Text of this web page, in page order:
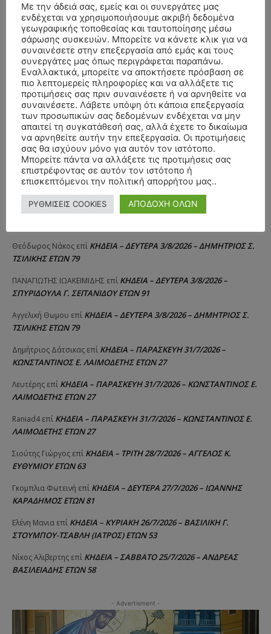
ΣΥΛΛΥΠΗΤΗΡΙΑ ΜΗΝΥΜΑΤΑ
Αλέξανδρος ΣέρβοςεπίΚΗΔΕΙΑ – ΣΑΒΒΑΤΟ 25/7/2026 –
ΧΑΡΑΛΑΜΠΟΣ ΚΑΥΚΙΑΣ ΕΤΩΝ 57
ΧΡΙΣΤΙΝΑεπίΚΗΔΕΙΑ – ΤΡΙΤΗ 4/8/2026 – ΧΡΗΣΤΟΣ Α. ΠΑΛΙΟΥΡΑΣ
Θεόδωρος Νάκος επί ΚΗΔΕΙΑ – ΔΕΥΤΕΡΑ 3/8/2026 – ΔΗΜΗΤΡΙΟΣ Σ.
ΤΣΙΛΙΚΗΣ ΕΤΩΝ 79
ΠΑΝΑΓΙΩΤΗΣ IΩΑΚΕΙΜΙΔΗΣ επί ΚΗΔΕΙΑ – ΔΕΥΤΕΡΑ 3/8/2026 –
ΣΠΥΡΙΔΟΥΛΑ Γ. ΣΕΪΤΑΝΙΔΟΥ ΕΤΩΝ 91
Αγγελική Θωμου επί ΚΗΔΕΙΑ – ΔΕΥΤΕΡΑ 3/8/2026 – ΔΗΜΗΤΡΙΟΣ Σ.
ΤΣΙΛΙΚΗΣ ΕΤΩΝ 79
Δημήτριος Δάτσικας επί ΚΗΔΕΙΑ – ΠΑΡΑΣΚΕΥΗ 31/7/2026 –
ΚΩΝΣΤΑΝΤΙΝΟΣ Ε. ΛΑΙΜΟΔΕΤΗΣ ΕΤΩΝ 27
Λευτέρης επί ΚΗΔΕΙΑ – ΠΑΡΑΣΚΕΥΗ 31/7/2026 – ΚΩΝΣΤΑΝΤΙΝΟΣ Ε.
ΛΑΙΜΟΔΕΤΗΣ ΕΤΩΝ 27
Raniad4 επί ΚΗΔΕΙΑ – ΠΑΡΑΣΚΕΥΗ 31/7/2026 – ΚΩΝΣΤΑΝΤΙΝΟΣ Ε.
ΛΑΙΜΟΔΕΤΗΣ ΕΤΩΝ 27
Σιούτης Γιώργος επί ΚΗΔΕΙΑ – ΤΡΙΤΗ 28/7/2026 – ΑΓΓΕΛΟΣ Κ.
ΕΥΘΥΜΙΟΥ ΕΤΩΝ 63
Γκομπλια Φωτεινή επί ΚΗΔΕΙΑ – ΔΕΥΤΕΡΑ 27/7/2026 – ΙΩΑΝΝΗΣ
ΚΑΡΑΔΗΜΟΣ ΕΤΩΝ 81
Ελένη Μανια επί ΚΗΔΕΙΑ – ΚΥΡΙΑΚΗ 26/7/2026 – ΒΑΣΙΛΙΚΗ Γ.
ΣΤΟΥΜΠΟΥ-ΤΣΑΒΛΗ (ΙΑΤΡΟΣ) ΕΤΩΝ 53
Νίκος Αλιβερτης επί ΚΗΔΕΙΑ – ΣΑΒΒΑΤΟ 25/7/2026 – ΑΝΔΡΕΑΣ
ΒΑΣΙΛΕΙΑΔΗΣ ΕΤΩΝ 58
- Advertisment -
Με την άδειά σας, εμείς και οι συνεργάτες μας
ενδέχεται να χρησιμοποιήσουμε ακριβή δεδομένα
γεωγραφικής τοποθεσίας και ταυτοποίησης μέσω
σάρωσης συσκευών. Μπορείτε να κάνετε κλικ για να
συναινέσετε στην επεξεργασία από εμάς και τους
συνεργάτες μας όπως περιγράφεται παραπάνω.
Εναλλακτικά, μπορείτε να αποκτήσετε πρόσβαση σε
πιο λεπτομερείς πληροφορίες και να αλλάξετε τις
προτιμήσεις σας πριν συναινέσετε ή να αρνηθείτε να
συναινέσετε. Λάβετε υπόψη ότι κάποια επεξεργασία
των προσωπικών σας δεδομένων ενδέχεται να μην
απαιτεί τη συγκατάθεσή σας, αλλά έχετε το δικαίωμα
να αρνηθείτε αυτήν την επεξεργασία. Οι προτιμήσεις
σας θα ισχύουν μόνο για αυτόν τον ιστότοπο.
Μπορείτε πάντα να αλλάξετε τις προτιμήσεις σας
επιστρέφοντας σε αυτόν τον ιστότοπο ή
επισκεπτόμενοι την πολιτική απορρήτου μας..
ΡΥΘΜΙΣΕΙΣ COOKIES ΑΠΟΔΟΧΗ ΟΛΩΝ